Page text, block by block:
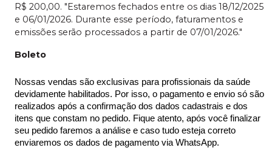
R$ 200,00. "Estaremos fechados entre os dias 18/12/2025
e 06/01/2026. Durante esse período, faturamentos e
emissões serão processados a partir de 07/01/2026."
Boleto
Nossas vendas são exclusivas para profissionais da saúde
devidamente habilitados. Por isso, o pagamento e envio só são
realizados após a confirmação dos dados cadastrais e dos
itens que constam no pedido. Fique atento, após você finalizar
seu pedido faremos a análise e caso tudo esteja correto
enviaremos os dados de pagamento via WhatsApp.